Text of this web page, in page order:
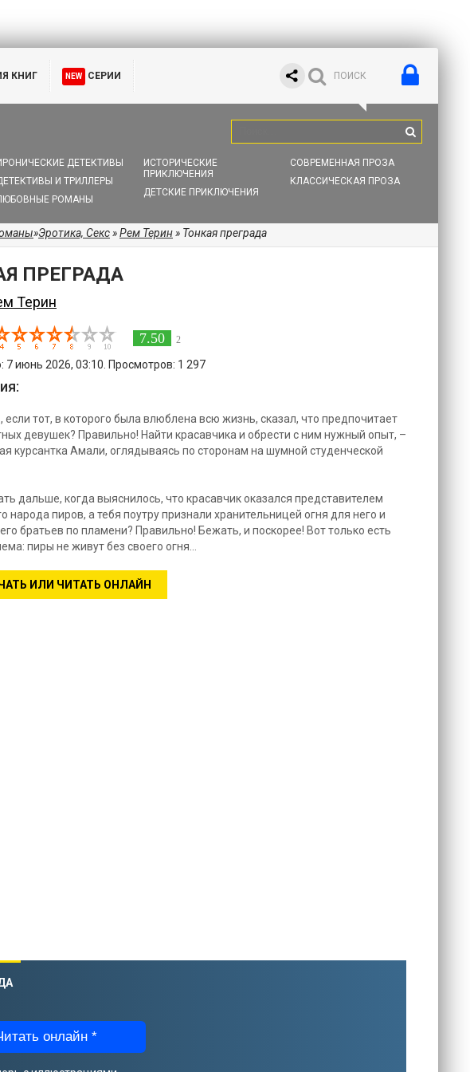
КНИГ NEW СЕРИИ
ДЕТЕКТИВЫ
И ТРИЛЛЕРЫ
РОМАНЫ
ИСТОРИЧЕСКИЕ
ПРИКЛЮЧЕНИЯ
ДЕТСКИЕ ПРИКЛЮЧЕНИЯ
СОВРЕМЕННАЯ ПРОЗА
КЛАССИЧЕСКАЯ ПРОЗА
»Эротика, Секс»Рем Терин» Тонкая преграда
ПРЕГРАДА
Терин
7.50 2
7 июнь 2026, 03:10. Просмотров: 1 297
если тот, в которого была влюблена всю жизнь, сказал, что предпочитает
девушек? Правильно! Найти красавчика и обрести с ним нужный опыт, –
курсантка Амали, оглядываясь по сторонам на шумной студенческой
дальше, когда выяснилось, что красавчик оказался представителем
народа пиров, а тебя поутру признали хранительницей огня для него и
братьев по пламени? Правильно! Бежать, и поскорее! Вот только есть
пиры не живут без своего огня…
ИЛИ ЧИТАТЬ ОНЛАЙН
онлайн *